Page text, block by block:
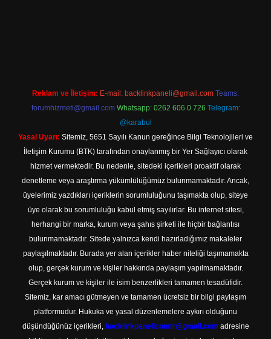
Reklam ve İletişim: E-mail: backlinkpaneli@gmail.com Teams:
forumhizmeti@gmail.com Whatsapp: 0262 606 0 726 Telegram:
@karabul
Yasal Uyarı: Sitemiz, 5651 Sayılı Kanun gereğince Bilgi Teknolojileri ve
İletişim Kurumu (BTK) tarafından onaylanmış bir Yer Sağlayıcı olarak
hizmet vermektedir. Bu nedenle, sitedeki içerikleri proaktif olarak
denetleme veya araştırma yükümlülüğümüz bulunmamaktadır. Ancak,
üyelerimiz yazdıkları içeriklerin sorumluluğunu taşımakta olup, siteye
üye olarak bu sorumluluğu kabul etmiş sayılırlar. Bu internet sitesi,
herhangi bir marka, kurum veya şahıs şirketi ile hiçbir bağlantısı
bulunmamaktadır. Sitede yalnızca kendi hazırladığımız makaleler
paylaşılmaktadır. Burada yer alan içerikler haber niteliği taşımamakta
olup, gerçek kurum ve kişiler hakkında paylaşım yapılmamaktadır.
Gerçek kurum ve kişiler ile isim benzerlikleri tamamen tesadüfidir.
Sitemiz, kar amacı gütmeyen ve tamamen ücretsiz bir bilgi paylaşım
platformudur. Hukuka ve yasal düzenlemelere aykırı olduğunu
düşündüğünüz içerikleri, backlinkpanelicomtr@gmail.com adresine